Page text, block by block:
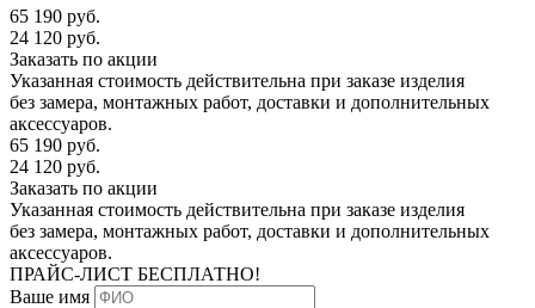
65 190 руб.
24 120 руб.
Заказать по акции
Указанная стоимость действительна при заказе изделия
без замера, монтажных работ, доставки и дополнительных
аксессуаров.
65 190 руб.
24 120 руб.
Заказать по акции
Указанная стоимость действительна при заказе изделия
без замера, монтажных работ, доставки и дополнительных
аксессуаров.
ПРАЙС-ЛИСТ БЕСПЛАТНО!
Ваше имя